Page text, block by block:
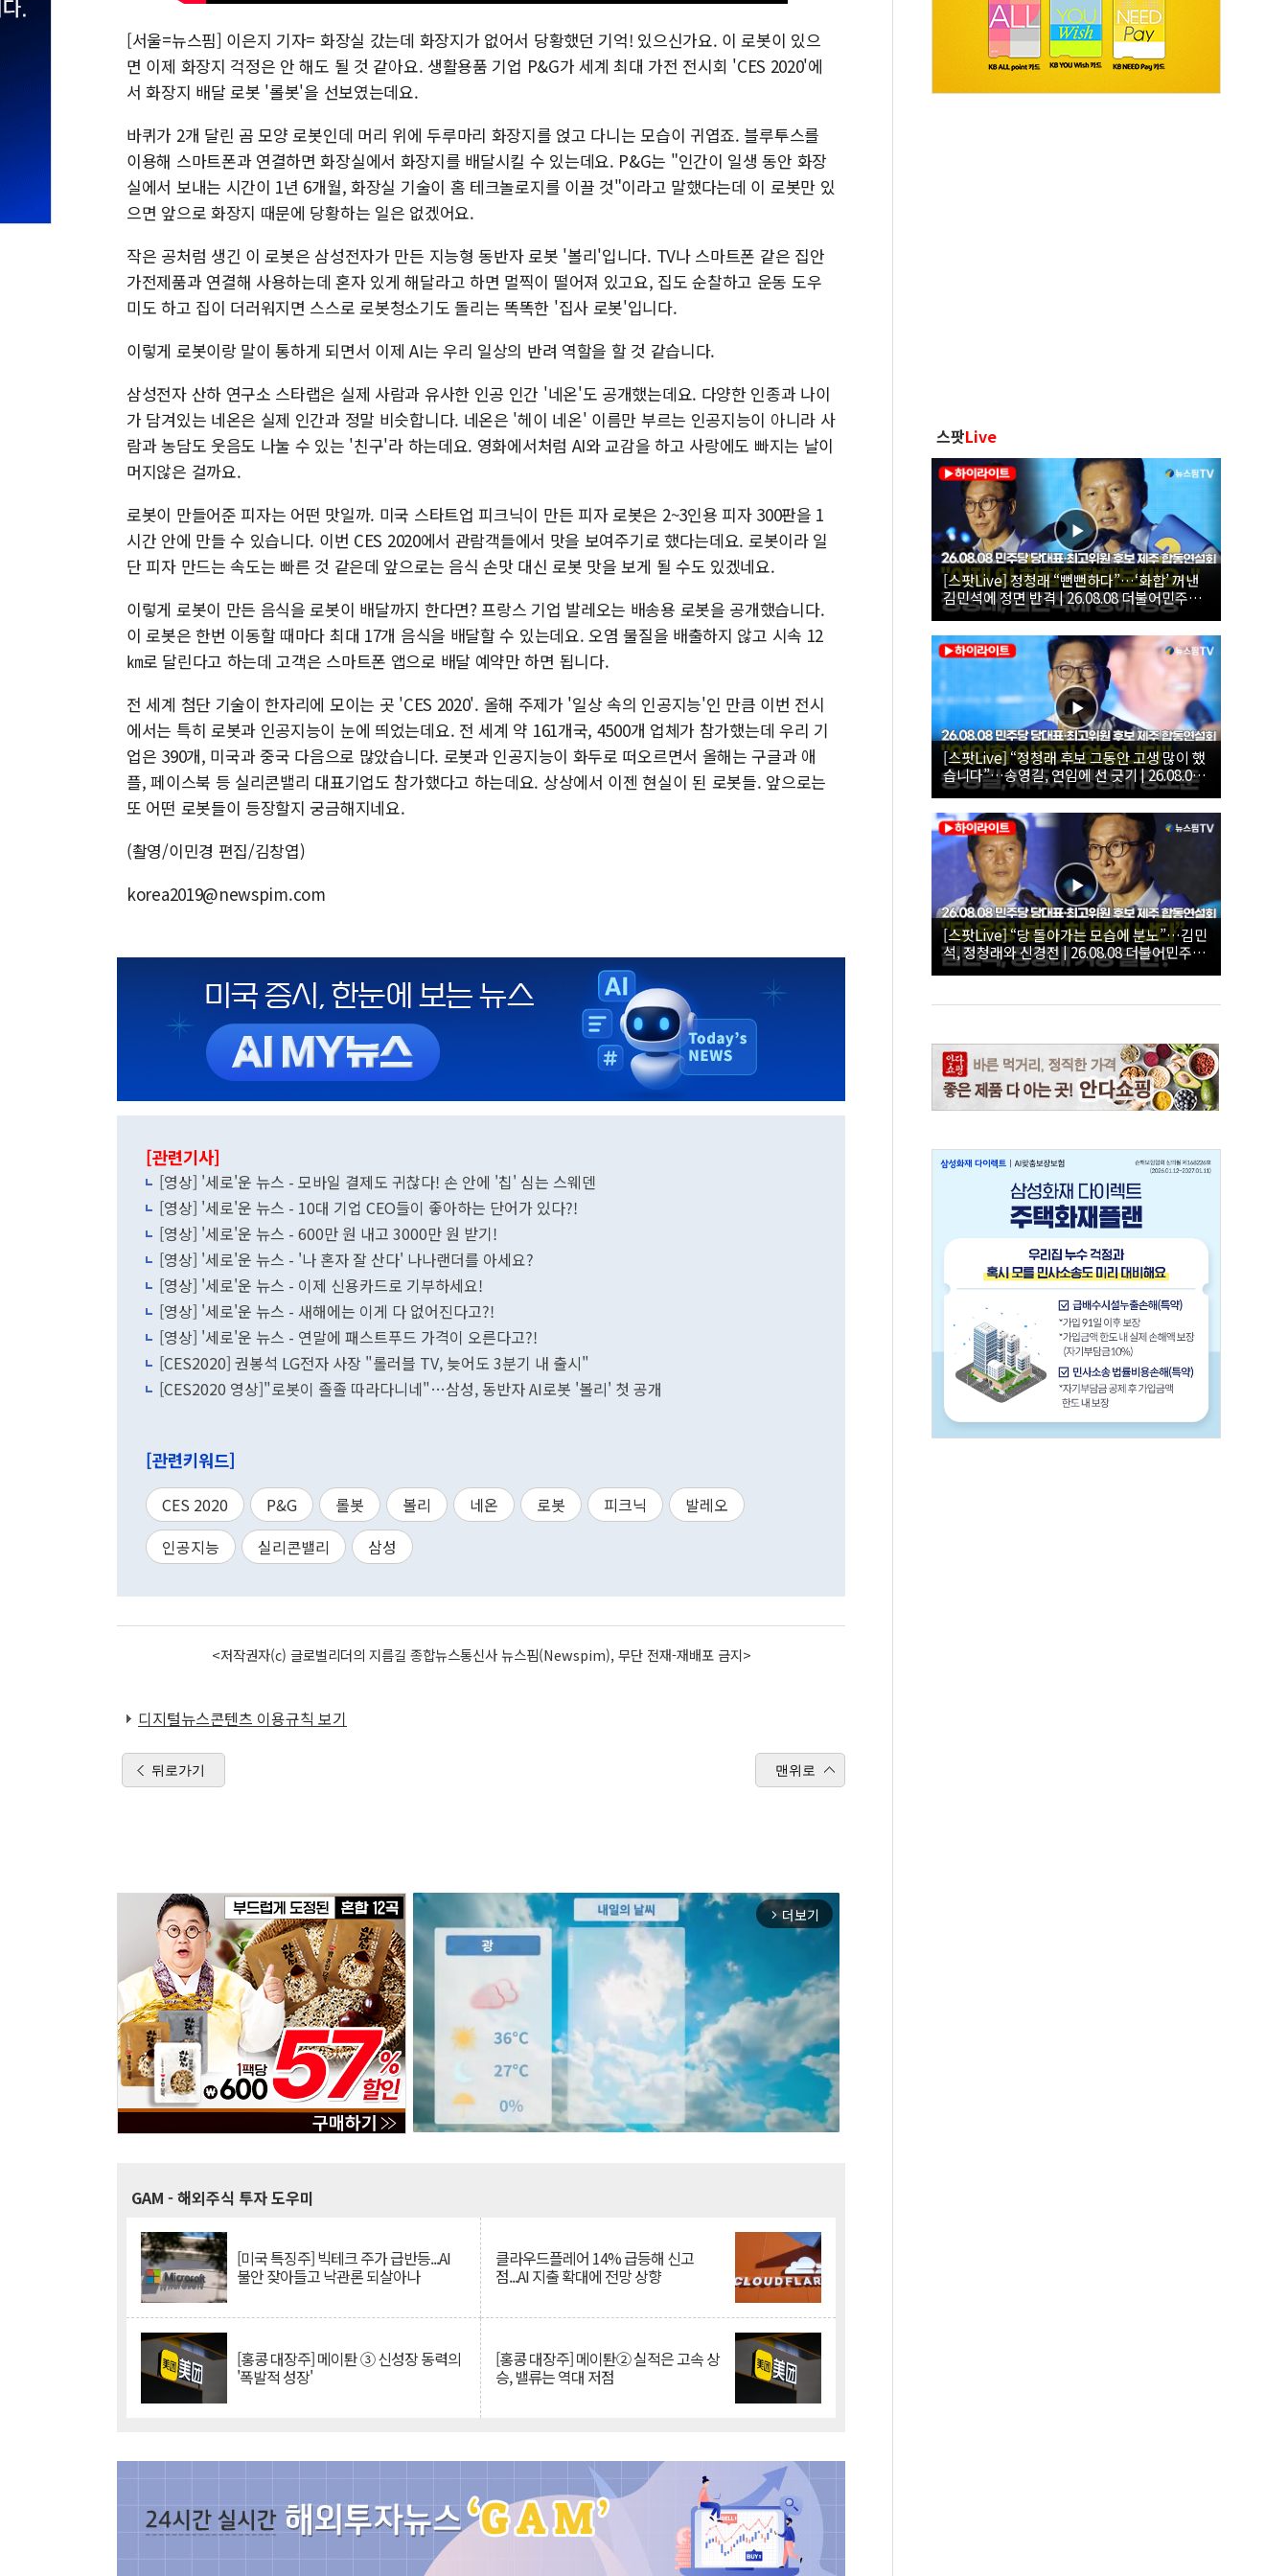
[서울=뉴스핌] 이은지 기자= 화장실 갔는데 화장지가 없어서 당황했던 기억! 있으신가요. 이 로봇이 있으
면 이제 화장지 걱정은 안 해도 될 것 같아요. 생활용품 기업 P&G가 세계 최대 가전 전시회 'CES 2020'에
서 화장지 배달 로봇 '롤봇'을 선보였는데요.
바퀴가 2개 달린 곰 모양 로봇인데 머리 위에 두루마리 화장지를 얹고 다니는 모습이 귀엽죠. 블루투스를
이용해 스마트폰과 연결하면 화장실에서 화장지를 배달시킬 수 있는데요. P&G는 "인간이 일생 동안 화장
실에서 보내는 시간이 1년 6개월, 화장실 기술이 홈 테크놀로지를 이끌 것"이라고 말했다는데 이 로봇만 있
으면 앞으로 화장지 때문에 당황하는 일은 없겠어요.
작은 공처럼 생긴 이 로봇은 삼성전자가 만든 지능형 동반자 로봇 '볼리'입니다. TV나 스마트폰 같은 집안
가전제품과 연결해 사용하는데 혼자 있게 해달라고 하면 멀찍이 떨어져 있고요, 집도 순찰하고 운동 도우
미도 하고 집이 더러워지면 스스로 로봇청소기도 돌리는 똑똑한 '집사 로봇'입니다.
이렇게 로봇이랑 말이 통하게 되면서 이제 AI는 우리 일상의 반려 역할을 할 것 같습니다.
삼성전자 산하 연구소 스타랩은 실제 사람과 유사한 인공 인간 '네온'도 공개했는데요. 다양한 인종과 나이
가 담겨있는 네온은 실제 인간과 정말 비슷합니다. 네온은 '헤이 네온' 이름만 부르는 인공지능이 아니라 사
람과 농담도 웃음도 나눌 수 있는 '친구'라 하는데요. 영화에서처럼 AI와 교감을 하고 사랑에도 빠지는 날이
머지않은 걸까요.
로봇이 만들어준 피자는 어떤 맛일까. 미국 스타트업 피크닉이 만든 피자 로봇은 2~3인용 피자 300판을 1
시간 안에 만들 수 있습니다. 이번 CES 2020에서 관람객들에서 맛을 보여주기로 했다는데요. 로봇이라 일
단 피자 만드는 속도는 빠른 것 같은데 앞으로는 음식 손맛 대신 로봇 맛을 보게 될 수도 있겠네요.
이렇게 로봇이 만든 음식을 로봇이 배달까지 한다면? 프랑스 기업 발레오는 배송용 로봇을 공개했습니다.
이 로봇은 한번 이동할 때마다 최대 17개 음식을 배달할 수 있는데요. 오염 물질을 배출하지 않고 시속 12
㎞로 달린다고 하는데 고객은 스마트폰 앱으로 배달 예약만 하면 됩니다.
전 세계 첨단 기술이 한자리에 모이는 곳 'CES 2020'. 올해 주제가 '일상 속의 인공지능'인 만큼 이번 전시
에서는 특히 로봇과 인공지능이 눈에 띄었는데요. 전 세계 약 161개국, 4500개 업체가 참가했는데 우리 기
업은 390개, 미국과 중국 다음으로 많았습니다. 로봇과 인공지능이 화두로 떠오르면서 올해는 구글과 애
플, 페이스북 등 실리콘밸리 대표기업도 참가했다고 하는데요. 상상에서 이젠 현실이 된 로봇들. 앞으로는
또 어떤 로봇들이 등장할지 궁금해지네요.
(촬영/이민경 편집/김창엽)
korea2019@newspim.com
[관련기사]
[영상] '세로'운 뉴스 - 모바일 결제도 귀찮다! 손 안에 '칩' 심는 스웨덴
[영상] '세로'운 뉴스 - 10대 기업 CEO들이 좋아하는 단어가 있다?!
[영상] '세로'운 뉴스 - 600만 원 내고 3000만 원 받기!
[영상] '세로'운 뉴스 - '나 혼자 잘 산다' 나나랜더를 아세요?
[영상] '세로'운 뉴스 - 이제 신용카드로 기부하세요!
[영상] '세로'운 뉴스 - 새해에는 이게 다 없어진다고?!
[영상] '세로'운 뉴스 - 연말에 패스트푸드 가격이 오른다고?!
[CES2020] 권봉석 LG전자 사장 "롤러블 TV, 늦어도 3분기 내 출시"
[CES2020 영상]"로봇이 졸졸 따라다니네"…삼성, 동반자 AI로봇 '볼리' 첫 공개
[관련키워드]
CES 2020 P&G 롤봇 볼리 네온 로봇 피크닉
발레오
인공지능
실리콘밸리 삼성
<저작권자(c) 글로벌리더의 지름길 종합뉴스통신사 뉴스핌(Newspim), 무단 전재-재배포 금지>
디지털뉴스콘텐츠 이용규칙 보기
뒤로가기 맨위로
arrow_forward_ios 더보기
GAM - 해외주식 투자 도우미
[미국 특징주] 빅테크 주가 급반등...AI
불안 잦아들고 낙관론 되살아나
클라우드플레어 14% 급등해 신고
점...AI 지출 확대에 전망 상향
[홍콩 대장주] 메이퇀 ③ 신성장 동력의
'폭발적 성장'
[홍콩 대장주] 메이퇀② 실적은 고속 상
승, 밸류는 역대 저점
스팟Live
[스팟Live] 정청래 “뻔뻔하다”…‘화합’ 꺼낸
김민석에 정면 반격 | 26.08.08 더불어민주당
당대표·최고위원 후보 제주 합동연설회
[스팟Live] “정청래 후보 그동안 고생 많이 했
습니다”…송영길, 연임에 선 긋기 | 26.08.08
더불어민주당 당대표·최고위원 후보 제주 합
동연설회
[스팟Live] “당 돌아가는 모습에 분노”…김민
석, 정청래와 신경전 | 26.08.08 더불어민주당
당대표·최고위원 후보 제주 합동연설회